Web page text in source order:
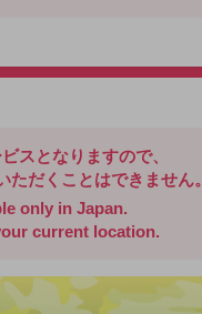
スとなりますので、
だくことはできません。
only in Japan.
current location.